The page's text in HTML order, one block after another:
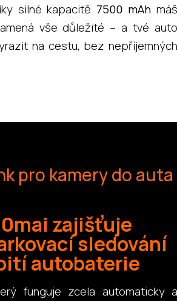
silné kapacitě 7500 mAh máš
vše důležité – a tvé auto
na cestu, bez nepříjemných
pro kamery do auta
zajišťuje
sledování
autobaterie
funguje zcela automaticky a